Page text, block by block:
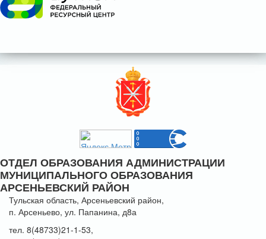
ОТДЕЛ ОБРАЗОВАНИЯ АДМИНИСТРАЦИИ
МУНИЦИПАЛЬНОГО ОБРАЗОВАНИЯ
АРСЕНЬЕВСКИЙ РАЙОН
Тульская область, Арсеньевский район,
п. Арсеньево, ул. Папанина, д8а
тел. 8(48733)21-1-53,